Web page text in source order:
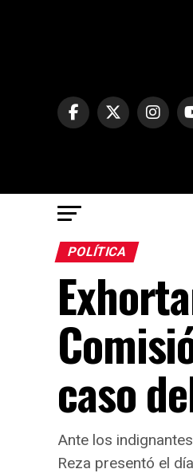
POLÍTICA
caso
Ante los
Reza presentó el